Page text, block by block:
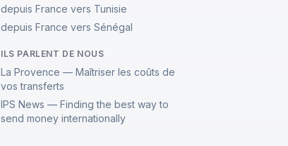
depuis France vers Tunisie
depuis France vers Sénégal
ILS PARLENT DE NOUS
La Provence — Maîtriser les coûts de
vos transferts
IPS News — Finding the best way to
send money internationally